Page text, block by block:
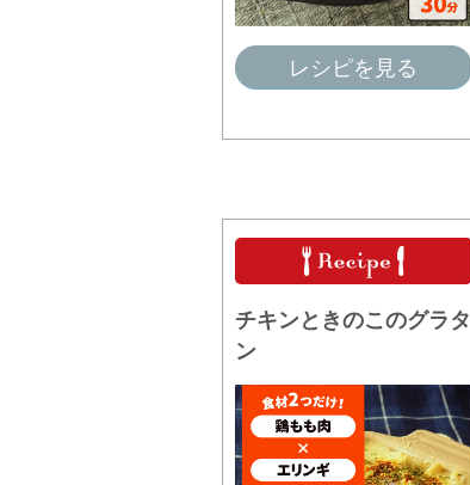
レシピを見る
チキンときのこのグラタ
ン